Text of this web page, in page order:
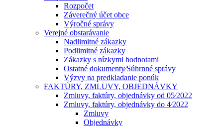
Rozpočet
Záverečný účet obce
Výročné správy
Verejné obstarávanie
Nadlimitné zákazky
Podlimitné zákazky
Zákazky s nízkymi hodnotami
Ostatné dokumenty⁄Súhrnné správy
Výzvy na predkladanie ponúk
FAKTÚRY, ZMLUVY, OBJEDNÁVKY
Zmluvy, faktúry, objednávky od 05⁄2022
Zmluvy, faktúry, objednávky do 4⁄2022
Zmluvy
Objednávky